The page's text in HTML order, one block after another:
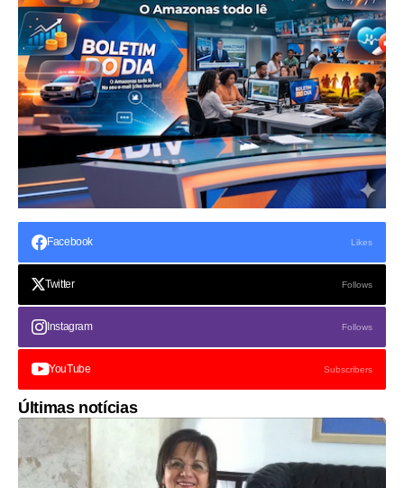
Facebook Likes
Twitter Follows
Instagram Follows
YouTube Subscribers
Últimas notícias